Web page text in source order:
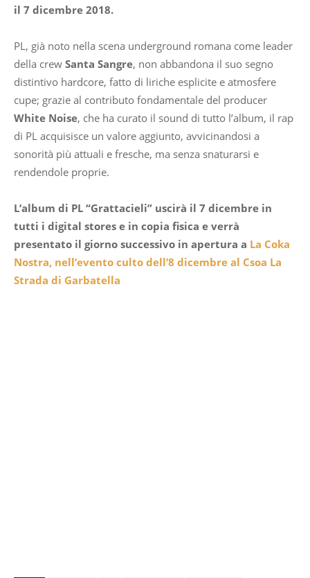
il 7 dicembre 2018.
PL, già noto nella scena underground romana come leader
della crew Santa Sangre, non abbandona il suo segno
distintivo hardcore, fatto di liriche esplicite e atmosfere
cupe; grazie al contributo fondamentale del producer
White Noise, che ha curato il sound di tutto l’album, il rap
di PL acquisisce un valore aggiunto, avvicinandosi a
sonorità più attuali e fresche, ma senza snaturarsi e
rendendole proprie.
L’album di PL “Grattacieli” uscirà il 7 dicembre in
tutti i digital stores e in copia fisica e verrà
presentato il giorno successivo in apertura a La Coka
Nostra, nell’evento culto dell’8 dicembre al Csoa La
Strada di Garbatella